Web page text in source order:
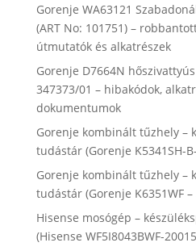
Gorenje WA63121
(ART No: 101751) –
útmutatók és alkatrészek
Gorenje D7664N
347373/01 – hibakódok,
dokumentumok
Gorenje kombinált tűzhely –
tudástár (Gorenje K5341SH-
Gorenje kombinált tűzhely –
tudástár (Gorenje K6351WF –
Hisense mosógép –
(Hisense WF5I8043BWF-